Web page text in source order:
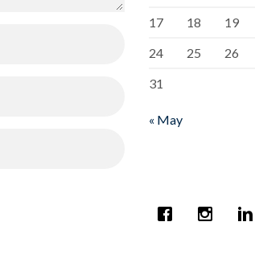
17
18 19
24
25 26
31
« May